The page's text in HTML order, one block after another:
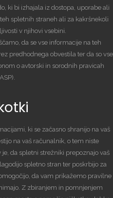
ki bi izhajala iz dostopa, uporabe ali
spletnih straneh ali za kakršnekoli
v njihovi vsebini.
da se vse informacije na teh
predhodnega obvestila ter da so vse
o avtorski in sorodnih pravicah
ki se začasno shranijo na vaš
na vaš računalnik, o tem niste
da spletni strežniki prepoznajo vaš
spletno stran ter poskrbijo za
da vam prikažemo pravilne
Z zbiranjem in pomnjenjem